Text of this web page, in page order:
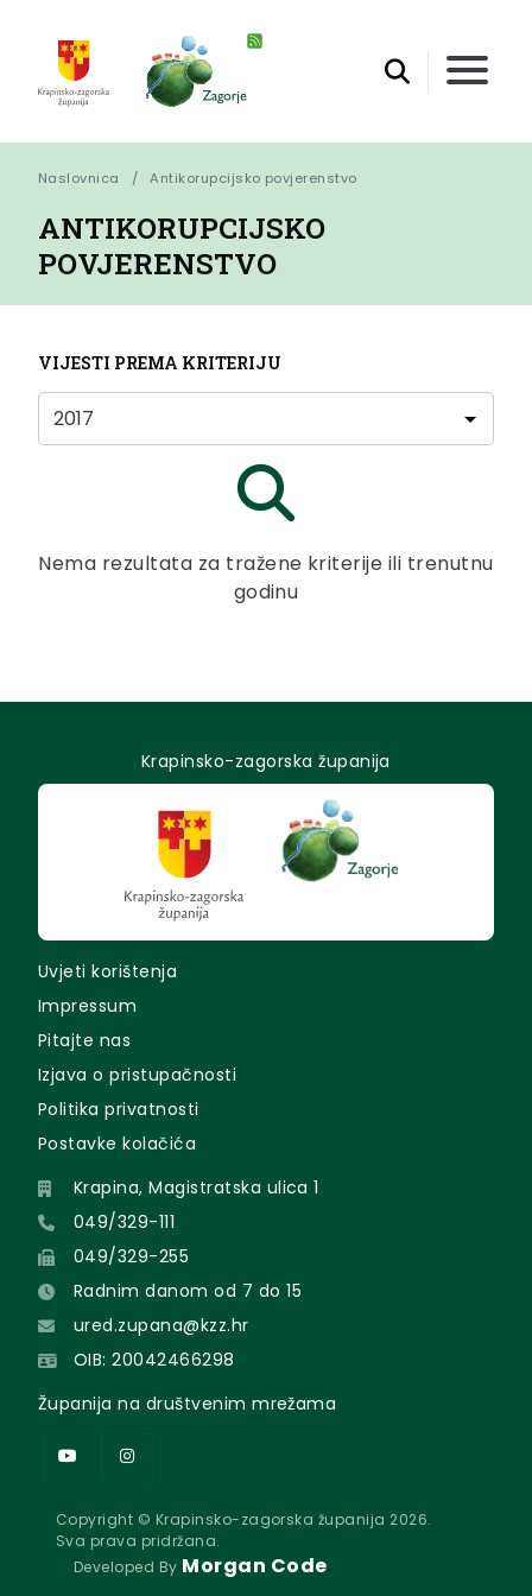
Naslovnica Antikorupcijsko povjerenstvo
ANTIKORUPCIJSKO
POVJERENSTVO
VIJESTI PREMA KRITERIJU
Nema rezultata za tražene kriterije ili trenutnu
godinu
Krapinsko-zagorska županija
Uvjeti korištenja
Impressum
Pitajte nas
Izjava o pristupačnosti
Politika privatnosti
Postavke kolačića
Krapina, Magistratska ulica 1
049/329-111
049/329-255
Radnim danom od 7 do 15
ured.zupana@kzz.hr
OIB: 20042466298
Županija na društvenim mrežama
Copyright © Krapinsko-zagorska županija 2026.
Sva prava pridržana.
Developed By Morgan Code